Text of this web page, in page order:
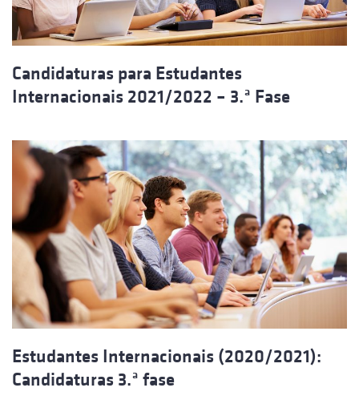
Candidaturas para Estudantes
Internacionais 2021/2022 – 3.ª Fase
Estudantes Internacionais (2020/2021):
Candidaturas 3.ª fase